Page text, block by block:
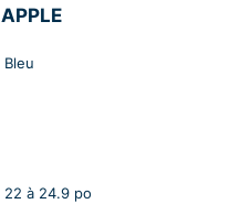
Bleu
22 à 24.9 po